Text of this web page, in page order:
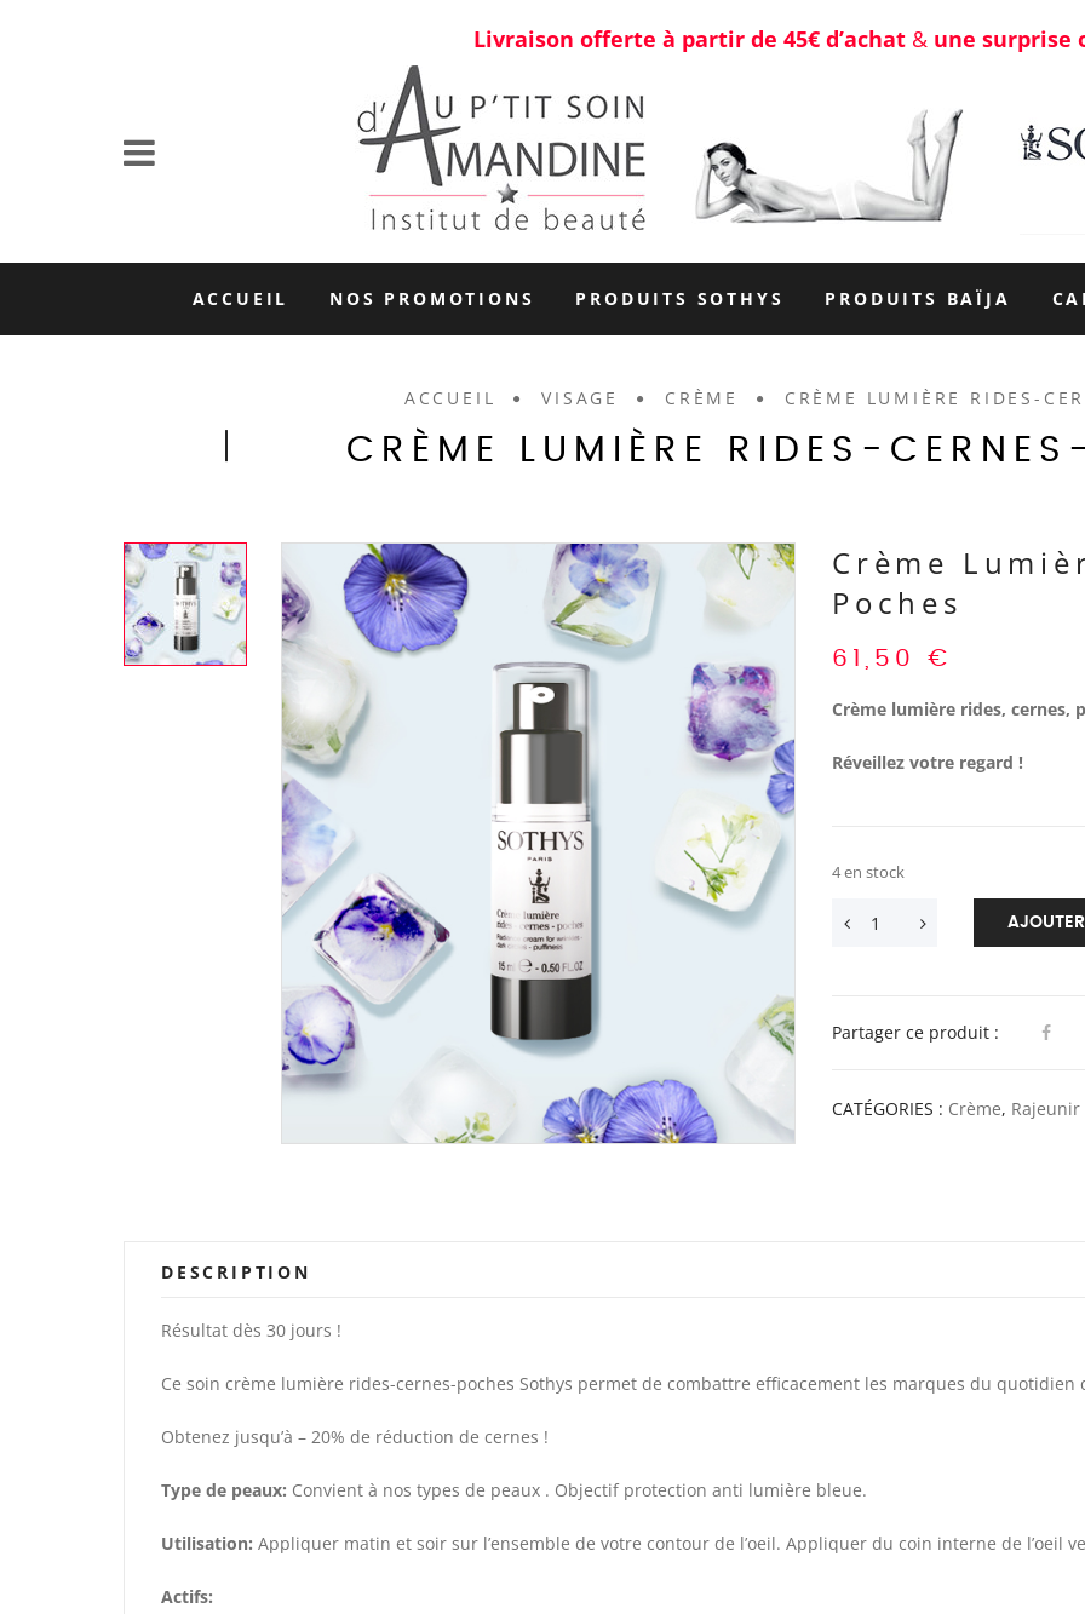
Livraison offerte à partir de 45€ d’achat & une surprise
ACCUEIL NOS PROMOTIONS PRODUITS SOTHYS PRODUITS BAÏJA
ACCUEIL VISAGE CRÈME CRÈME LUMIÈRE RIDES-
CRÈME LUMIÈRE RIDES-
Crème
Poches
61,50 €
Crème lumière rides, cernes,
Réveillez votre regard !
4 en stock
Partager ce produit :
CATÉGORIES : Crème, Rajeunir
DESCRIPTION
Résultat dès 30 jours !
Ce soin crème lumière rides-cernes-poches Sothys permet de combattre efficacement les marques du quotidien
Obtenez jusqu’à – 20% de réduction de cernes !
Type de peaux: Convient à nos types de peaux . Objectif protection anti lumière bleue.
Utilisation: Appliquer matin et soir sur l’ensemble de votre contour de l’oeil. Appliquer du coin interne de l’oeil
Actifs: